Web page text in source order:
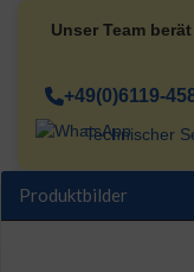
Unser Team
+49(0)6119-
Technischer
Produktbilder